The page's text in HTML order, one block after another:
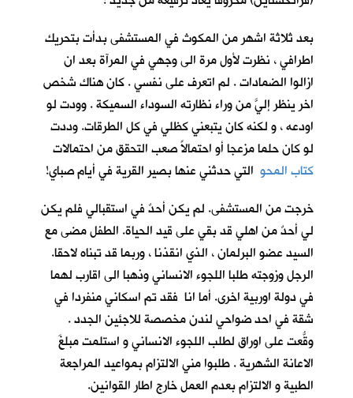
بعد ثلاثة اشهر من المكوث في المستشفى بدأت بتحريك
اطرافي ، نظرت لأول مرة الى وجهي في المرآة بعد ان
ازالوا الضمادات . لم اتعرف على نفسي . كان هناك شخص
اخر ينظر إليَّ من وراء نظارته السوداء السميكة . وودت لو
اودعه ، و لكنه كان يتبعني كظلي في كل الطرقات. وددت
لو كان حلما مزعجا أو احتمالاً صعب التحقق من احتمالات
كتاب المحو التي حدثني عنها بصير القرية في أيام صباي!
خرجت من المستشفى. لم يكن أحدٌ في استقبالي فلم يكن
لي أحدٌ من اهلي قد بقي على قيد الحياة. الطفل مضى مع
السيد عضو البرلمان ، الذي انقذنا ، وربما قد تبناه لاحقا.
الرجل وزوجته طلبا اللجوء الانساني وذهبا الى اقارب لهما
في دولة اوربية اخرى. أما انا فقد تم اسكاني منفردا في
شقة في احد ضواحي لندن مخصصة للاجئين الجدد .
وقّعتُ على اوراق لطلب اللجوء الانساني و استلمت مبلغَ
الاعانة الشهرية . طلبوا مني الالتزام بمواعيد المراجعة
الطبية و الالتزام بعدم العمل خارج اطار القوانين.